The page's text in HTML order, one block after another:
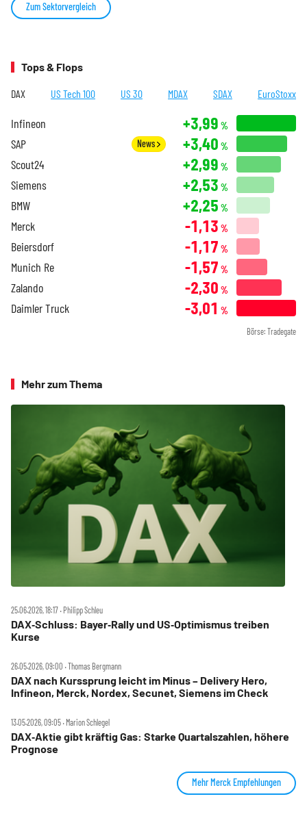
Zum Sektorvergleich
Tops & Flops
DAX US Tech 100 US 30 MDAX SDAX EuroStoxx
Infineon +3,99 %
SAP News +3,40 %
Scout24 +2,99 %
Siemens +2,53 %
BMW +2,25 %
Merck -1,13 %
Beiersdorf -1,17 %
Munich Re -1,57 %
Zalando -2,30 %
Daimler Truck -3,01 %
Börse: Tradegate
Mehr zum Thema
25.06.2026, 18:17 ‧ Philipp Schleu
DAX‑Schluss: Bayer‑Rally und US‑Optimismus treiben
Kurse
26.05.2026, 09:00 ‧ Thomas Bergmann
DAX nach Kurssprung leicht im Minus – Delivery Hero,
Infineon, Merck, Nordex, Secunet, Siemens im Check
13.05.2026, 09:05 ‧ Marion Schlegel
DAX‑Aktie gibt kräftig Gas: Starke Quartalszahlen, höhere
Prognose
Mehr Merck Empfehlungen